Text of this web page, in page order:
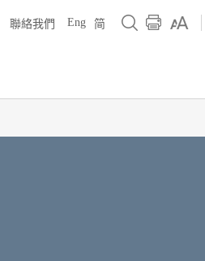
聯絡我們 Eng 简